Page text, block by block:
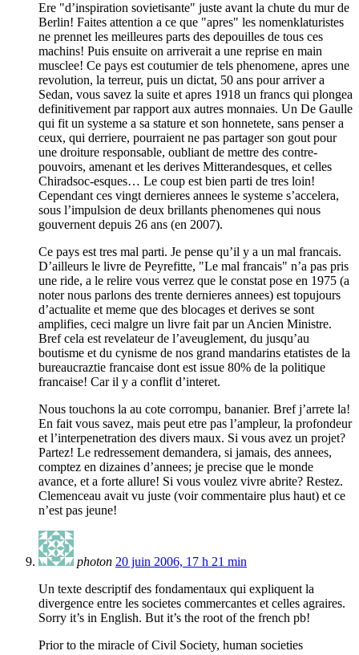
Ere "d’inspiration sovietisante" juste avant la chute du mur de
Berlin! Faites attention a ce que "apres" les nomenklaturistes
ne prennet les meilleures parts des depouilles de tous ces
machins! Puis ensuite on arriverait a une reprise en main
musclee! Ce pays est coutumier de tels phenomene, apres une
revolution, la terreur, puis un dictat, 50 ans pour arriver a
Sedan, vous savez la suite et apres 1918 un francs qui plongea
definitivement par rapport aux autres monnaies. Un De Gaulle
qui fit un systeme a sa stature et son honnetete, sans penser a
ceux, qui derriere, pourraient ne pas partager son gout pour
une droiture responsable, oubliant de mettre des contre-
pouvoirs, amenant et les derives Mitterandesques, et celles
Chiradsoc-esques… Le coup est bien parti de tres loin!
Cependant ces vingt dernieres annees le systeme s’accelera,
sous l’impulsion de deux brillants phenomenes qui nous
gouvernent depuis 26 ans (en 2007).
Ce pays est tres mal parti. Je pense qu’il y a un mal francais.
D’ailleurs le livre de Peyrefitte, "Le mal francais" n’a pas pris
une ride, a le relire vous verrez que le constat pose en 1975 (a
noter nous parlons des trente dernieres annees) est topujours
d’actualite et meme que des blocages et derives se sont
amplifies, ceci malgre un livre fait par un Ancien Ministre.
Bref cela est revelateur de l’aveuglement, du jusqu’au
boutisme et du cynisme de nos grand mandarins etatistes de la
bureaucraztie francaise dont est issue 80% de la politique
francaise! Car il y a conflit d’interet.
Nous touchons la au cote corrompu, bananier. Bref j’arrete la!
En fait vous savez, mais peut etre pas l’ampleur, la profondeur
et l’interpenetration des divers maux. Si vous avez un projet?
Partez! Le redressement demandera, si jamais, des annees,
comptez en dizaines d’annees; je precise que le monde
avance, et a forte allure! Si vous voulez vivre abrite? Restez.
Clemenceau avait vu juste (voir commentaire plus haut) et ce
n’est pas jeune!
photon 20 juin 2006, 17 h 21 min
Un texte descriptif des fondamentaux qui expliquent la
divergence entre les societes commercantes et celles agraires.
Sorry it’s in English. But it’s the root of the french pb!
Prior to the miracle of Civil Society, human societies